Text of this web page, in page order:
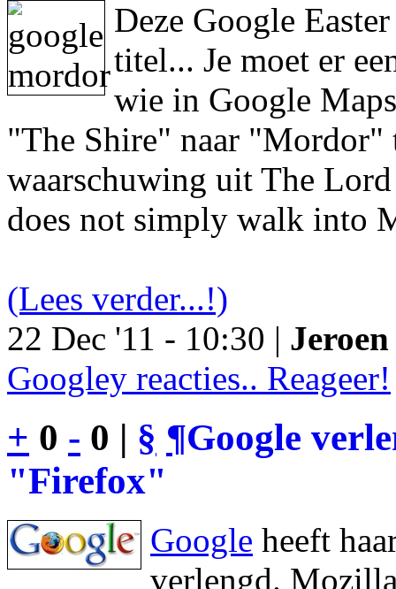
Deze Google
titel... Je moet er
wie in Google
"The Shire" naar "Mordor"
waarschuwing uit The
does not simply walk into
(Lees verder...!)
22 Dec '11 - 10:30 |
Googley reacties.. Reageer!
+ 0 - 0 | § ¶Google
"Firefox"
Google heeft
verlengd.